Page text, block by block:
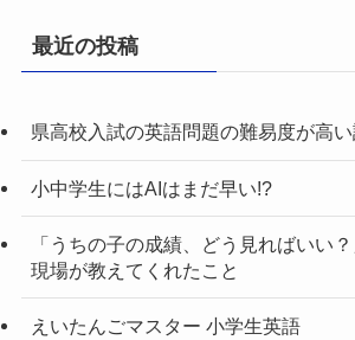
最近の投稿
県高校入試の英語問題の難易度が高
小中学生にはAIはまだ早い!?
「うちの子の成績、どう見ればいい
現場が教えてくれたこと
えいたんごマスター 小学生英語